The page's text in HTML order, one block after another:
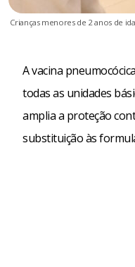
Crianças menores de 2 anos de
A vacina
todas as unidades
amplia a proteção
substituição às